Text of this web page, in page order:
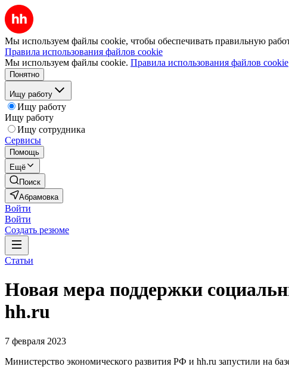
Мы используем файлы cookie, чтобы обеспечивать правильную
Правила использования файлов cookie
Мы используем файлы cookie. Правила использования файлов cookie
Понятно
Ищу работу
Ищу работу
Ищу работу
Ищу сотрудника
Сервисы
Помощь
Ещё
Поиск
Абрамовка
Войти
Войти
Создать резюме
Статьи
Новая мера поддержки
hh.ru
7 февраля 2023
Министерство экономического развития РФ и hh.ru запустили на